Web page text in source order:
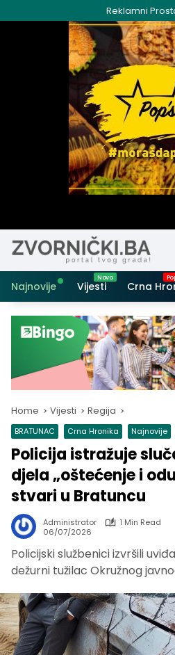
to
Reklamni
Najnovije Vijesti Crna
Home Vijesti Regija
BRATUNAC Crna Hronika Najnovije
Policija istražuje
djela „oštećenje i
stvari u Bratuncu
Administrator
1 Min Read
06/07/2026
Policijski službenici izvršili
dežurni tužilac Okružnog